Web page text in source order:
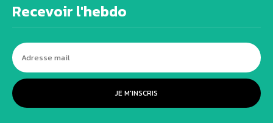
Recevoir l'hebdo
JE M'INSCRIS